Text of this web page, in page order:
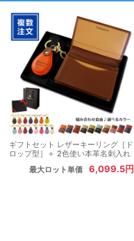
ギフトセット レザーキーリング［ド
ロップ型］＋ 2色使い本革名刺入れ
最大ロット単価
6,099.5円